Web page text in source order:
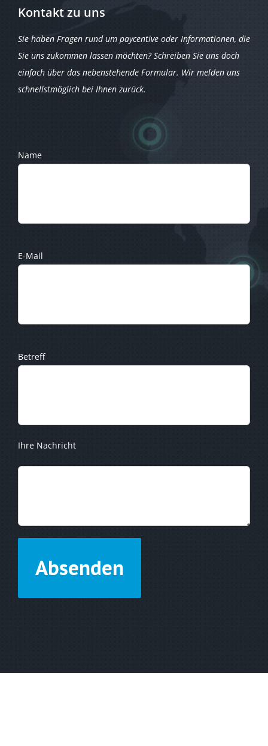
Kontakt zu uns
Sie haben Fragen rund um paycentive oder Informationen, die
Sie uns zukommen lassen möchten? Schreiben Sie uns doch
einfach über das nebenstehende Formular. Wir melden uns
schnellstmöglich bei Ihnen zurück.
Name
E-Mail
Betreff
Ihre Nachricht